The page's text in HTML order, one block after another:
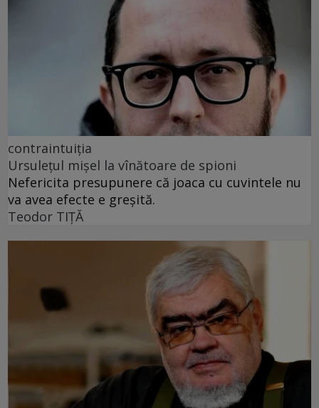
contraintuiția
Ursulețul mișel la vînătoare de spioni
Nefericita presupunere că joaca cu cuvintele nu
va avea efecte e greșită.
Teodor TIŢĂ